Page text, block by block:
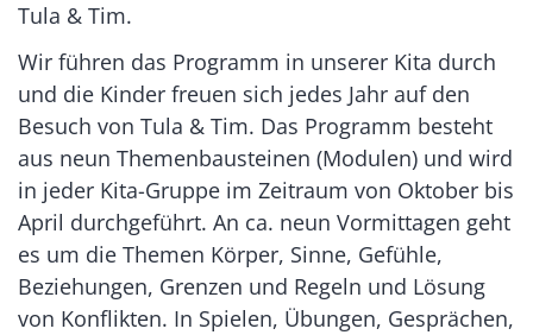
Tula & Tim.
Wir führen das Programm in unserer Kita durch
und die Kinder freuen sich jedes Jahr auf den
Besuch von Tula & Tim. Das Programm besteht
aus neun Themenbausteinen (Modulen) und wird
in jeder Kita-Gruppe im Zeitraum von Oktober bis
April durchgeführt. An ca. neun Vormittagen geht
es um die Themen Körper, Sinne, Gefühle,
Beziehungen, Grenzen und Regeln und Lösung
von Konflikten. In Spielen, Übungen, Gesprächen,